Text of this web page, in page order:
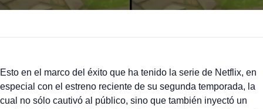
Esto en el marco del éxito que ha tenido la serie de Netflix, en
especial con el estreno reciente de su segunda temporada, la
cual no sólo cautivó al público, sino que también inyectó un